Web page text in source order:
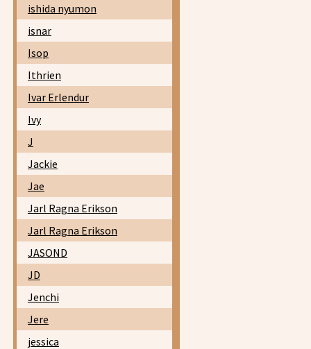
ishida nyumon
isnar
Isop
Ithrien
Ivar Erlendur
Ivy
J
Jackie
Jae
Jarl Ragna Erikson
Jarl Ragna Erikson
JASOND
JD
Jenchi
Jere
jessica